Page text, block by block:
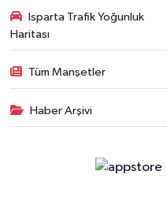
Isparta Trafik Yoğunluk
Haritası
Tüm Manşetler
Haber Arşivi